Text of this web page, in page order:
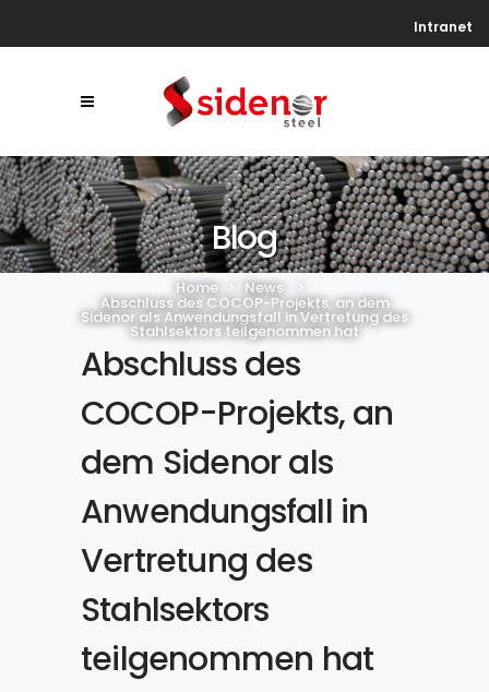
Intranet
Blog
Home > News >
Abschluss des COCOP-Projekts, an dem
Sidenor als Anwendungsfall in Vertretung des
Stahlsektors teilgenommen hat
Abschluss des
COCOP-Projekts, an
dem Sidenor als
Anwendungsfall in
Vertretung des
Stahlsektors
teilgenommen hat